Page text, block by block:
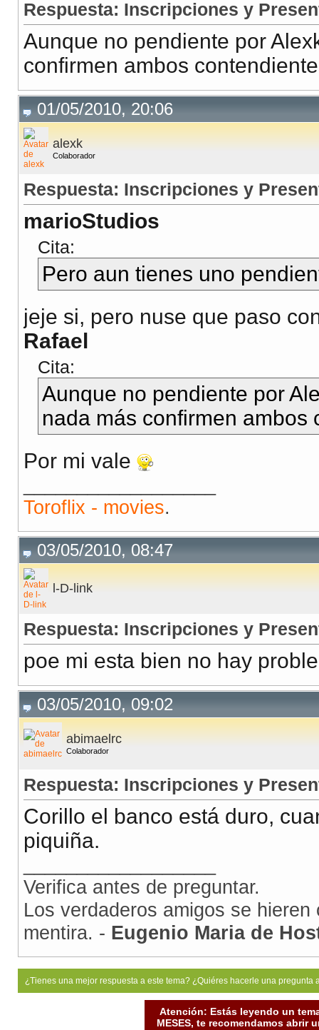
Respuesta: Inscripciones y
Aunque no pendiente por
confirmen ambos
01/05/2010, 20:06
alexk
Colaborador
Respuesta: Inscripciones y
marioStudios
Cita:
Pero aun tienes uno
jeje si, pero nuse que paso
Rafael
Cita:
Aunque no pendiente por
nada más confirmen ambos
Por mi vale
Toroflix - movies.
03/05/2010, 08:47
l-D-link
Respuesta: Inscripciones y
poe mi esta bien no hay
03/05/2010, 09:02
abimaelrc
Colaborador
Respuesta: Inscripciones y
Corillo el banco está duro,
piquiña.
Verifica antes de preguntar.
Los verdaderos amigos se
mentira. - Eugenio Maria de
¿Tienes una mejor respuesta a este tema? ¿Quiéres hacerle una
Atención: Estás leyendo un
MESES, te recomendamos abrir